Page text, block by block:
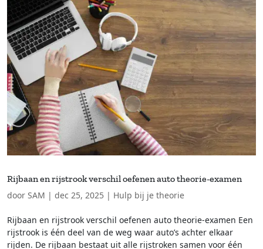
Rijbaan en rijstrook verschil oefenen auto theorie-examen
door SAM | dec 25, 2025 | Hulp bij je theorie
Rijbaan en rijstrook verschil oefenen auto theorie-examen Een
rijstrook is één deel van de weg waar auto’s achter elkaar
rijden. De rijbaan bestaat uit alle rijstroken samen voor één